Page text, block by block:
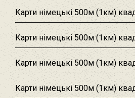
Карти німецькі 500м (1км)
Карти німецькі 500м (1км)
Карти німецькі 500м (1км)
Карти німецькі 500м (1км)